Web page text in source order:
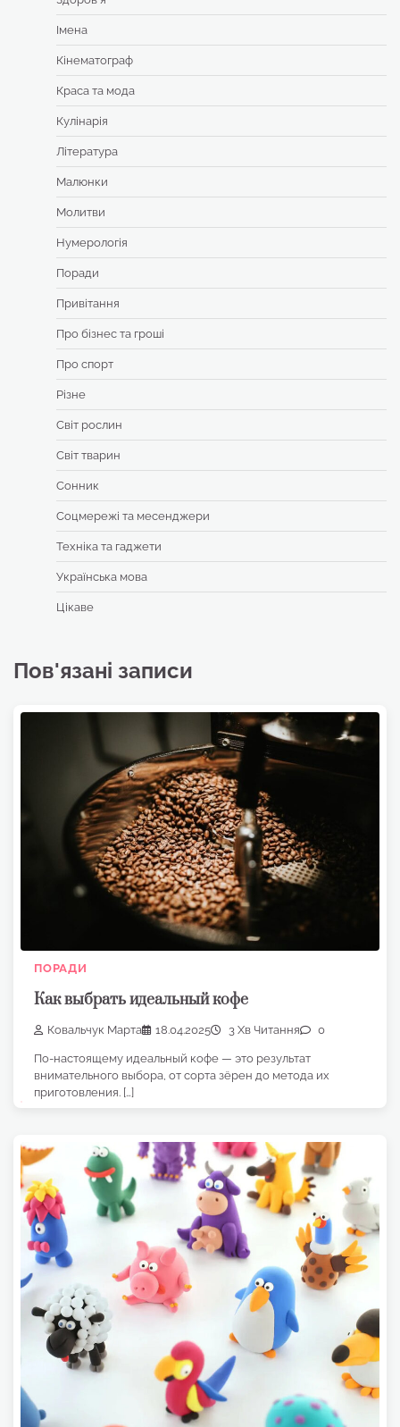
Імена
Кінематограф
Краса та мода
Кулінарія
Література
Малюнки
Молитви
Нумерологія
Поради
Привітання
Про бізнес та гроші
Про спорт
Різне
Світ рослин
Світ тварин
Сонник
Соцмережі та месенджери
Техніка та гаджети
Українська мова
Цікаве
Пов'язані записи
ПОРАДИ
Как выбрать идеальный кофе
Ковальчук Марта 18.04.2025 3 Хв Читання 0
По-настоящему идеальный кофе — это результат
внимательного выбора, от сорта зёрен до метода их
приготовления. […]